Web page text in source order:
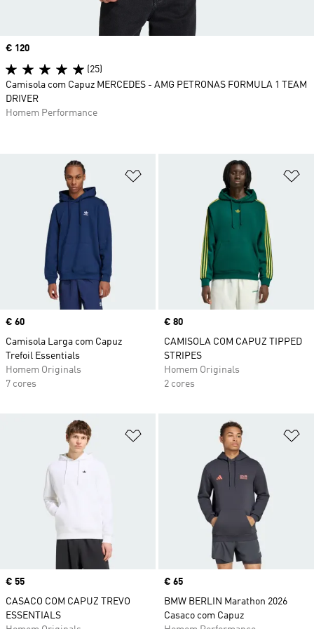
Adicionar à Lista de Desejos
Price
€ 60
Camisola Larga com Capuz
Trefoil Essentials
Homem Originals
7 cores
Price
€ 80
CAMISOLA COM CAPUZ TIPPED
STRIPES
Homem Originals
2 cores
Adicionar à Lista de Desejos
Price
€ 55
CASACO COM CAPUZ TREVO
ESSENTIALS
Price
€ 65
BMW BERLIN Marathon 2026
Casaco com Capuz
Price
€ 120
(25)
Camisola com Capuz MERCEDES - AMG PETRONAS FORMULA 1 TEAM
DRIVER
Homem Performance